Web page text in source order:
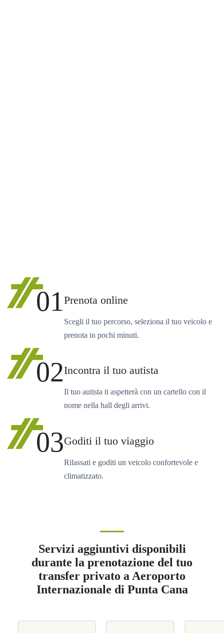
01Prenota online
Scegli il tuo percorso, seleziona il tuo veicolo e
prenota in pochi minuti.
02Incontra il tuo autista
Il tuo autista ti aspetterà con un cartello con il
nome nella hall degli arrivi.
03Goditi il tuo viaggio
Rilassati e goditi un veicolo confortevole e
climatizzato.
Servizi aggiuntivi disponibili
durante la prenotazione del tuo
transfer privato a Aeroporto
Internazionale di Punta Cana